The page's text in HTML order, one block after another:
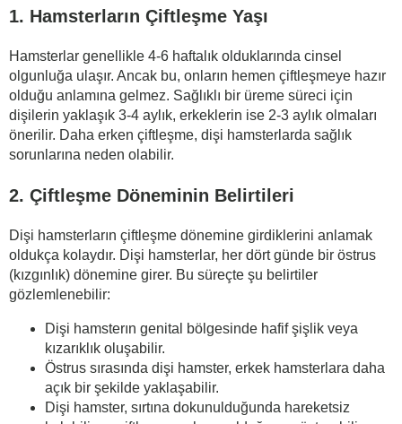
1. Hamsterların Çiftleşme Yaşı
Hamsterlar genellikle 4-6 haftalık olduklarında cinsel
olgunluğa ulaşır. Ancak bu, onların hemen çiftleşmeye hazır
olduğu anlamına gelmez. Sağlıklı bir üreme süreci için
dişilerin yaklaşık 3-4 aylık, erkeklerin ise 2-3 aylık olmaları
önerilir. Daha erken çiftleşme, dişi hamsterlarda sağlık
sorunlarına neden olabilir.
2. Çiftleşme Döneminin Belirtileri
Dişi hamsterların çiftleşme dönemine girdiklerini anlamak
oldukça kolaydır. Dişi hamsterlar, her dört günde bir östrus
(kızgınlık) dönemine girer. Bu süreçte şu belirtiler
gözlemlenebilir:
Dişi hamsterın genital bölgesinde hafif şişlik veya
kızarıklık oluşabilir.
Östrus sırasında dişi hamster, erkek hamsterlara daha
açık bir şekilde yaklaşabilir.
Dişi hamster, sırtına dokunulduğunda hareketsiz